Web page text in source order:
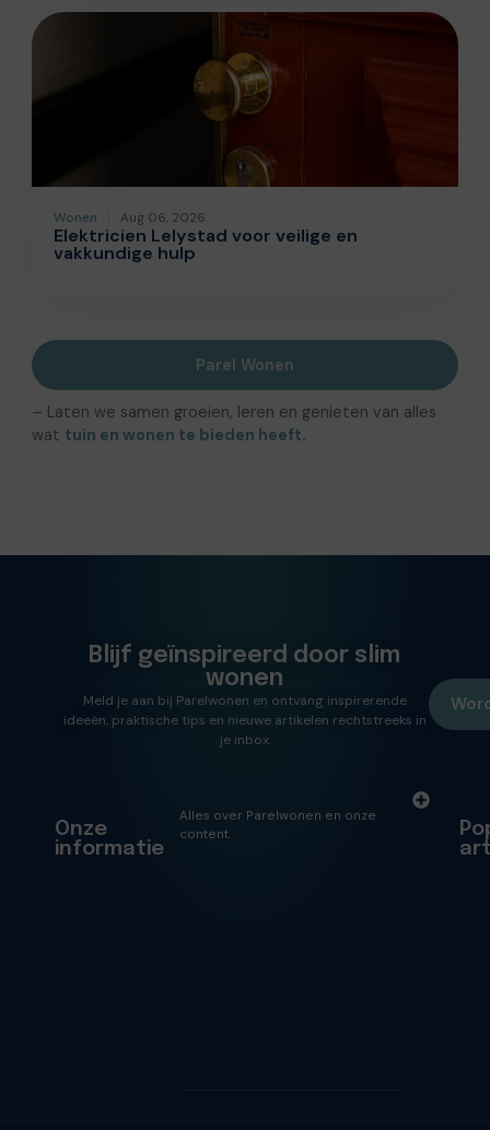
Wonen Aug 06, 2026
Elektricien Lelystad voor veilige en
vakkundige hulp
Parel Wonen
– Laten we samen groeien, leren en genieten van alles
wat tuin en wonen te bieden heeft.
Blijf geïnspireerd door slim
wonen
Meld je aan bij Parelwonen en ontvang inspirerende
ideeën, praktische tips en nieuwe artikelen rechtstreeks in
je inbox.
Onze
informatie
Alles over Parelwonen en onze
content.